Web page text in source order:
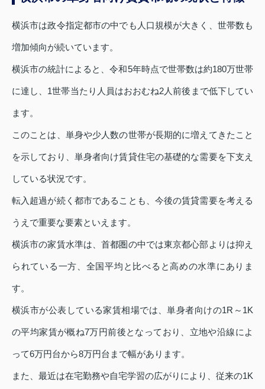
横浜市は政令指定都市の中でも人口規模が大きく、世帯数も
増加傾向が続いています。
横浜市の統計によると、令和5年時点で世帯数は約180万世帯
に達し、1世帯当たり人員はおおむね2人前後まで低下してい
ます。
このことは、単身や少人数の世帯が長期的に増えてきたこと
を示しており、単身者向け賃貸住宅の基礎的な需要を下支え
している状況です。
転入超過が続く都市であることも、今後の賃貸需要を考える
うえで重要な要素といえます。
横浜市の家賃水準は、首都圏の中では東京都心部よりは抑え
られている一方、全国平均と比べると高めの水準にありま
す。
横浜市が公表している家賃相場では、単身者向けの1R～1K
の平均家賃が概ね7万円前後となっており、立地や沿線によ
って6万円台から8万円台まで幅があります。
また、最近は在宅勤務や自宅学習の広がりにより、従来の1K